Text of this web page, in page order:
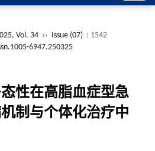
Vol. 34 ›› Issue (07) : 1542
6947.250325
性在高脂血症型急
制与个体化治疗中